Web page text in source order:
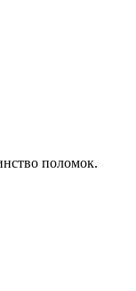
поломок.